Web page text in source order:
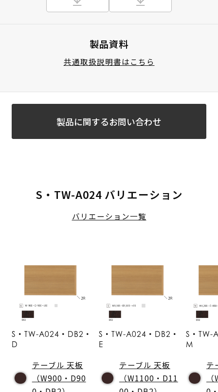
製品資料
共通取扱説明書はこちら
製品に関するお問い合わせ
S・TW-A024 バリエーション
バリエーション一覧
S・TW-A024・DB2・
D
テーブル 天板
（W900・D90
S・TW-A024・DB2・
E
テーブル 天板
（W1100・D11
S・TW-
M
テ